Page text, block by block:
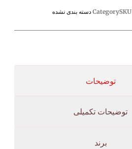
SKU
Category دسته بندی نشده
توضیحات
توضیحات تکمیلی
برند